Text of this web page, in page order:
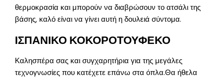
θερμοκρασία και μπορούν να διαβρώσουν το ατσάλι της
βάσης, καλό είναι να γίνει αυτή η δουλειά σύντομα.
ΙΣΠΑΝΙΚΟ ΚΟΚΟΡΟΤΟΥΦΕΚΟ
Καλησπέρα σας και συγχαρητήρια για της μεγάλες
τεχνογνωσίες που κατέχετε επάνω στα όπλα.Θα ήθελα